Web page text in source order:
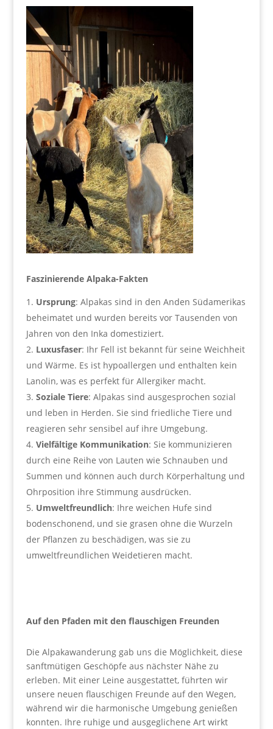
Faszinierende Alpaka-Fakten
Ursprung: Alpakas sind in den Anden Südamerikas
beheimatet und wurden bereits vor Tausenden von
Jahren von den Inka domestiziert.
Luxusfaser: Ihr Fell ist bekannt für seine Weichheit
und Wärme. Es ist hypoallergen und enthalten kein
Lanolin, was es perfekt für Allergiker macht.
Soziale Tiere: Alpakas sind ausgesprochen sozial
und leben in Herden. Sie sind friedliche Tiere und
reagieren sehr sensibel auf ihre Umgebung.
Vielfältige Kommunikation: Sie kommunizieren
durch eine Reihe von Lauten wie Schnauben und
Summen und können auch durch Körperhaltung und
Ohrposition ihre Stimmung ausdrücken.
Umweltfreundlich: Ihre weichen Hufe sind
bodenschonend, und sie grasen ohne die Wurzeln
der Pflanzen zu beschädigen, was sie zu
umweltfreundlichen Weidetieren macht.
Auf den Pfaden mit den flauschigen Freunden
Die Alpakawanderung gab uns die Möglichkeit, diese
sanftmütigen Geschöpfe aus nächster Nähe zu
erleben. Mit einer Leine ausgestattet, führten wir
unsere neuen flauschigen Freunde auf den Wegen,
während wir die harmonische Umgebung genießen
konnten. Ihre ruhige und ausgeglichene Art wirkt